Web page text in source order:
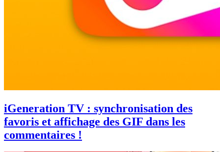
iGeneration TV : synchronisation des
favoris et affichage des GIF dans les
commentaires !